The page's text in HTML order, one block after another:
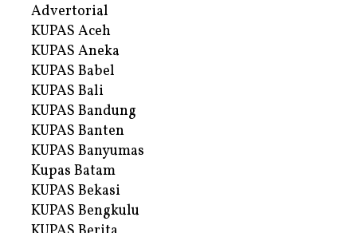
Advertorial
KUPAS Aceh
KUPAS Aneka
KUPAS Babel
KUPAS Bali
KUPAS Bandung
KUPAS Banten
KUPAS Banyumas
Kupas Batam
KUPAS Bekasi
KUPAS Bengkulu